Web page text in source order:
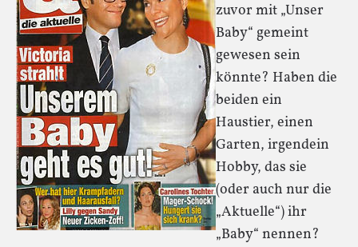
zuvor mit „Unser
Baby“ gemeint
gewesen sein
könnte? Haben die
beiden ein
Haustier, einen
Garten, irgendein
Hobby, das sie
(oder auch nur die
„Aktuelle“) ihr
„Baby“ nennen?